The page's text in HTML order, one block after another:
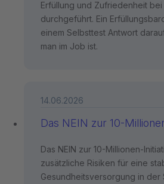
Erfüllung und Zufriedenheit
durchgeführt. Ein
einem Selbsttest Antwort
man im Job ist.
Das NEIN zur 10-
14.06.2026
Das NEIN zur 10-Millionen-
zusätzliche Risiken für eine
Gesundheitsversorgung in der